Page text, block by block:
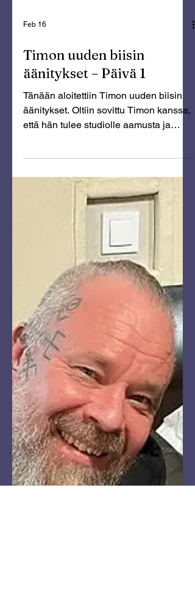
Feb 16
Timon uuden biisin
Tänään aloitettiin Timon uuden biisin
äänitykset. Oltiin sovittu Timon kanssa,
että hän tulee studiolle aamusta ja
aletaan käymään meidän strategiaa
läpi mitä tehdään ja miten tehdään.
mukavaa huomata miten hän oli
innoissaan ja ehkä hieman jännittynyt.
Timo ehdotti heti kättelyyn, että
lähdetään hakemaan kaupasta
energiajuomaa ja se oli loistava idea
sillä näin saatiin heti mukavaa
toimintaa mikä laukaisee jännitystä.
Kun energiaju